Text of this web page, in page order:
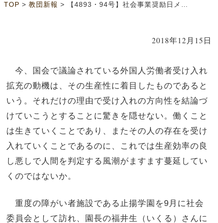
TOP > 教団新報 > 【4893・94号】社会事業奨励日メッセージ
2018年12月15日
今、国会で議論されている外国人労働者受け入れ
拡充の動機は、その生産性に着目したものであると
いう。それだけの理由で受け入れの方向性を結論づ
けていこうとすることに驚きを隠せない。働くこと
は生きていくことであり、またその人の存在を受け
入れていくことであるのに、これでは生産効率の良
し悪しで人間を判定する風潮がますます蔓延してい
くのではないか。
重度の障がい者施設である止揚学園を9月に社会
委員会として訪れ、園長の福井生（いくる）さんに